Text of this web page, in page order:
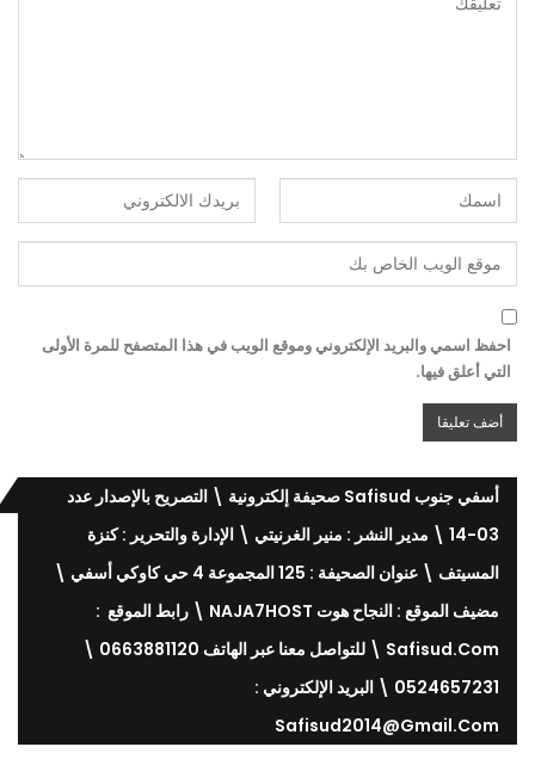
احفظ اسمي والبريد الإلكتروني وموقع الويب في هذا المتصفح للمرة الأولى
التي أعلق فيها.
أسفي جنوب Safisud صحيفة إلكترونية \ التصريح بالإصدار عدد
03-14 \ مدير النشر : منير الغرنيتي \ الإدارة والتحرير : كنزة
المسيتف \ عنوان الصحيفة : 125 المجموعة 4 حي كاوكي أسفي \
مضيف الموقع : النجاح هوت NAJA7HOST \ رابط الموقع :
Safisud.com \ للتواصل معنا عبر الهاتف 0663881120 \
0524657231 \ البريد الإلكتروني :
Safisud2014@gmail.com